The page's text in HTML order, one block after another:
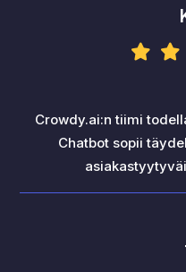
Crowdy.ai:n tiimi
Chatbot sopii